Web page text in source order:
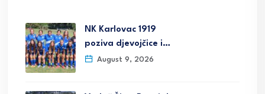
NK Karlovac 1919
poziva djevojčice i…
August 9, 2026